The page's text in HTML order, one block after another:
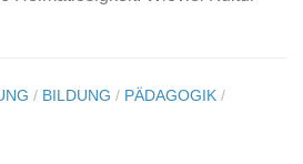
/ BILDUNG / PÄDAGOGIK /